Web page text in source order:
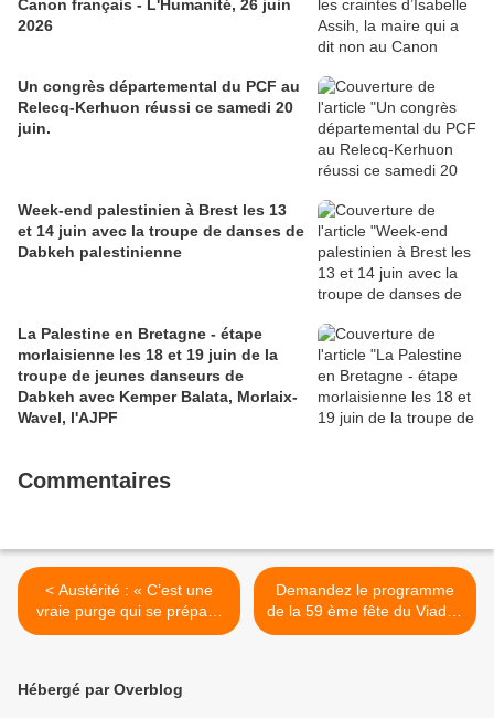
Canon français - L'Humanité, 26 juin
2026
Un congrès départemental du PCF au
Relecq-Kerhuon réussi ce samedi 20
juin.
Week-end palestinien à Brest les 13
et 14 juin avec la troupe de danses de
Dabkeh palestinienne
La Palestine en Bretagne - étape
morlaisienne les 18 et 19 juin de la
troupe de jeunes danseurs de
Dabkeh avec Kemper Balata, Morlaix-
Wavel, l'AJPF
Commentaires
< Austérité : « C’est une
vraie purge qui se prépare
et elle pèsera lourd sur les
d’Allones
Demandez le programme
de la 59 ème fête du Viaduc
le 1er mai 2025 à Ploujean
Hébergé par Overblog